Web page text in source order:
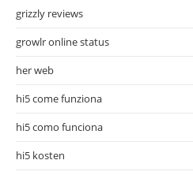
grizzly reviews
growlr online status
her web
hi5 come funziona
hi5 como funciona
hi5 kosten